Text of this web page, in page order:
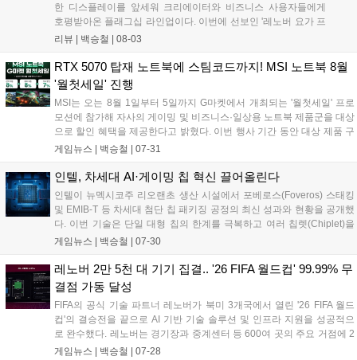
한 디스플레이를 앞세워 크리에이터와 비즈니스 사용자들에게
호평받아온 플래그십 라인업이다. 이번에 선보인 '레노버 요가 프
로 7a(Yoga Pro 7a Gen 11, 이하 요가 프로 7a)'는 단순한 작업용
이젠 AI MAX+ 388(Ryzen AI Max+)'과 '라데온 8060S(Radeon
8060S)' 내장 그래픽을 탑재해, 영상 편집 및 3D 렌더링은 물론
게이머들의 눈길을 사로잡을 만한 강력한 그래픽 연산 성능을 품
었다....
리뷰 | 백승철 08-03
RTX 5070 탑재 노트북에 스팀코드까지! MSI 노트북 8월
'월첫세일' 진행
MSI는 오는 8월 1일부터 5일까지 G마켓에서 개최되는 '월첫세일' 프로
모션에 참가해 자사의 게이밍 및 비즈니스·일상용 노트북 제품군을 대상
으로 할인 혜택을 제공한다고 밝혔다. 이번 행사 기간 동안 대상 제품 구
매 시 8% 선택 쿠폰, 8% 중복 쿠폰, 7% 카드 할인 등의 혜택이 적용된
수 제품이 포함되어 사용자의 환경에 맞춘 선택이 가능하다....
게임뉴스 | 백승철 07-31
인텔, 차세대 AI·게이밍 칩 혁신 끌어올린다
인텔이 뉴멕시코주 리오랜초 생산 시설에서 포베로스(Foveros) 스태킹
및 EMIB-T 등 차세대 첨단 칩 패키징 공정의 최신 성과와 현황을 공개했
다. 이번 기술은 단일 대형 칩의 한계를 극복하고 여러 칩렛(Chiplet)을
고속 연결함으로써, 고성능 AI 워크로드 처리 능력과 향상된 전력 효율성
명 연장과 폼팩터 소형화, 고대역폭 메모리(HBM) 및 멀티칩 기반 프로세
서의 연산 처리 효율이 크게 개선될 전망이다....
게임뉴스 | 백승철 07-30
레노버 2만 5천 대 기기 집결.. '26 FIFA 월드컵' 99.99% 무
결점 가동 달성
FIFA의 공식 기술 파트너 레노버가 북미 3개국에서 열린 '26 FIFA 월드
컵'의 결승전을 끝으로 AI 기반 기술 솔루션 및 인프라 지원을 성공적으
로 완수했다. 레노버는 경기장과 중계센터 등 600여 곳의 주요 거점에 2
만 5,000대 이상의 디바이스를 배치하고 99.99%의 가동률을 기록하며
게임뉴스 | 백승철 07-28